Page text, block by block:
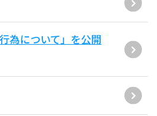
為について」を公開